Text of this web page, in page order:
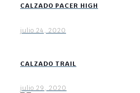
CALZADO PACER HIGH
julio 24, 2020
CALZADO TRAIL
julio 29, 2020